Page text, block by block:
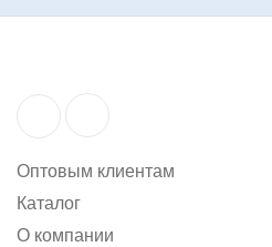
Оптовым клиентам
Каталог
О компании